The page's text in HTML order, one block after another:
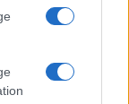
verso